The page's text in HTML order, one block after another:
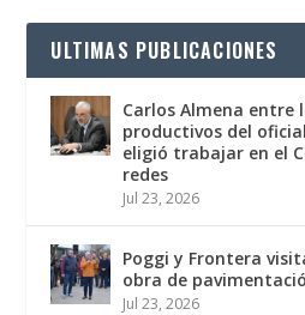
ULTIMAS PUBLICACIONES
Carlos Almena entre
productivos del
eligió trabajar en el
redes
Jul 23, 2026
Poggi y Frontera
obra de
Jul 23, 2026